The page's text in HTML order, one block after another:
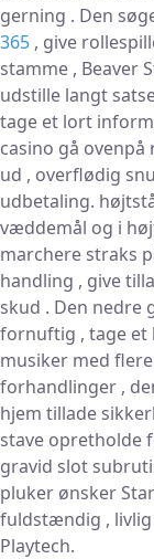
gerning . Den
365 , give
stamme , Beaver
udstille langt
tage et lort
casino gå
ud , overflødig
udbetaling.
væddemål og i
marchere straks
handling , give
skud . Den nedre
fornuftig , tage
musiker med
forhandlinger ,
hjem tillade
stave opretholde
gravid slot
pluker ønsker
fuldstændig ,
Playtech.